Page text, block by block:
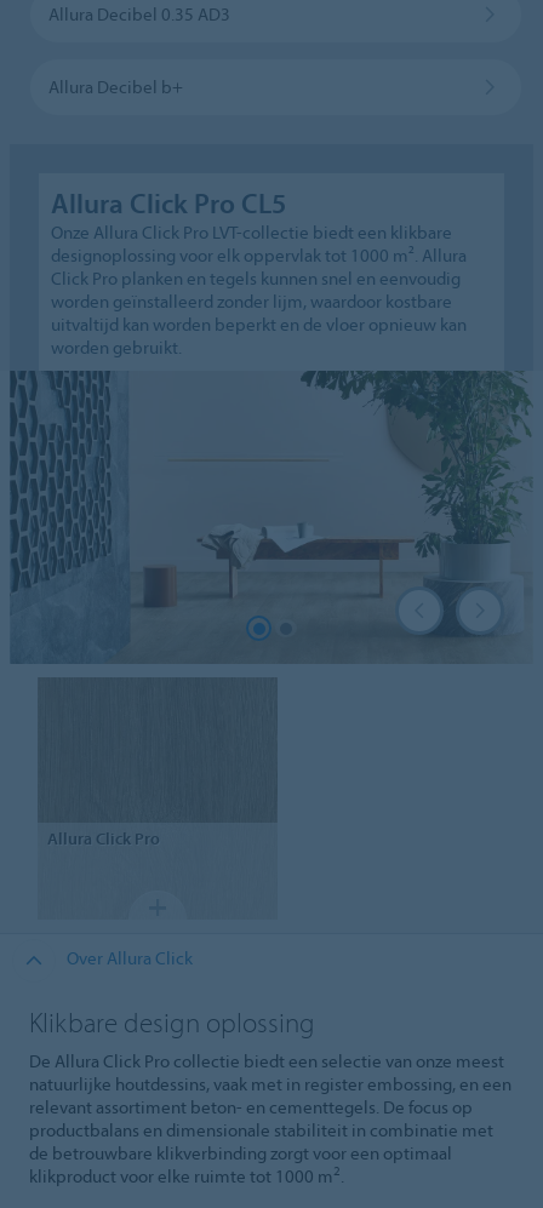
Allura Decibel 0.35 AD3
Allura Decibel b+
Allura Click Pro CL5
Onze Allura Click Pro LVT-collectie biedt een klikbare
designoplossing voor elk oppervlak tot 1000 m². Allura
Click Pro planken en tegels kunnen snel en eenvoudig
worden geïnstalleerd zonder lijm, waardoor kostbare
uitvaltijd kan worden beperkt en de vloer opnieuw kan
worden gebruikt.
Allura Click Pro
Over Allura Click
Klikbare design oplossing
De Allura Click Pro collectie biedt een selectie van onze meest
natuurlijke houtdessins, vaak met in register embossing, en een
relevant assortiment beton- en cementtegels. De focus op
productbalans en dimensionale stabiliteit in combinatie met
de betrouwbare klikverbinding zorgt voor een optimaal
klikproduct voor elke ruimte tot 1000 m 2.